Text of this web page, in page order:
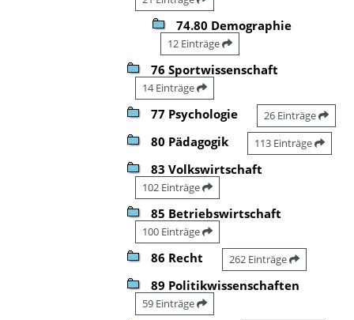
74.80 Demographie
12 Einträge
76 Sportwissenschaft
14 Einträge
77 Psychologie 26 Einträge
80 Pädagogik 113 Einträge
83 Volkswirtschaft
102 Einträge
85 Betriebswirtschaft
100 Einträge
86 Recht 262 Einträge
89 Politikwissenschaften
59 Einträge